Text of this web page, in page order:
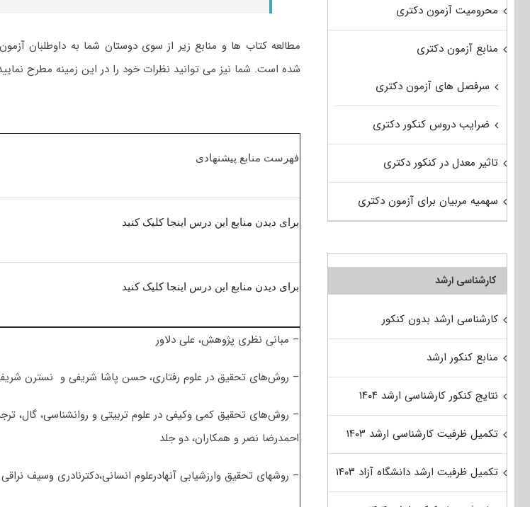
مطالعه کتاب ها و منابع زیر از سوی دوستان شما به داوطلبان
شده است. شما نیز می توانید نظرات خود را در این زمینه مطرح
فهرست منابع پیشنهادی
برای دیدن منابع این درس اینجا کلیک کنید
برای دیدن منابع این درس اینجا کلیک کنید
– مبانی نظری پژوهش، علی دلاور
– روش‌های تحقیق در علوم رفتاری، حسن پاشا شریفی و نسترن
– روش‌های تحقیق کمی وکیفی در علوم تربیتی و روانشناسی، گال،
احمدرضا نصر و همکاران، دو جلد
– روشهای تحقیق وارزشیابی آنهادرعلوم انسانی،دکترنادری وسیف نراقی
محرومیت آزمون دکتری
منابع آزمون دکتری
سرفصل های آزمون دکتری
ضرایب دروس کنکور دکتری
تاثیر معدل در کنکور دکتری
سهمیه مربیان برای آزمون دکتری
کارشناسی ارشد
کارشناسی ارشد بدون کنکور
منابع کنکور ارشد
نتایج کنکور کارشناسی ارشد ۱۴۰۴
تکمیل ظرفیت کارشناسی ارشد ۱۴۰۳
تکمیل ظرفیت ارشد دانشگاه آزاد ۱۴۰۳